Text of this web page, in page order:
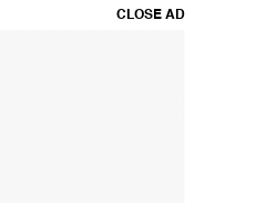
CLOSE AD